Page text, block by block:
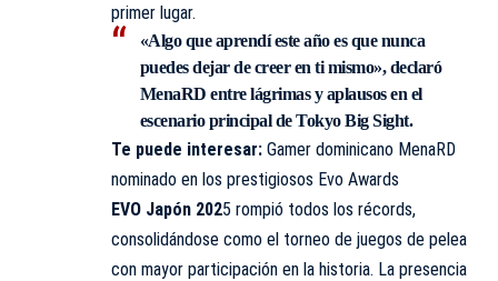
primer lugar.
«Algo que aprendí este año es que nunca
puedes dejar de creer en ti mismo», declaró
MenaRD entre lágrimas y aplausos en el
escenario principal de Tokyo Big Sight.
Te puede interesar: Gamer dominicano MenaRD
nominado en los prestigiosos Evo Awards
EVO Japón 2025 rompió todos los récords,
consolidándose como el torneo de juegos de pelea
con mayor participación en la historia. La presencia